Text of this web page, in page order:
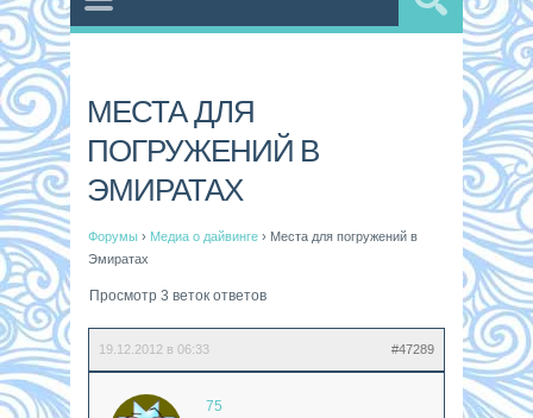
МЕСТА ДЛЯ
ПОГРУЖЕНИЙ В
ЭМИРАТАХ
Форумы › Медиа о дайвинге › Места для погружений в
Эмиратах
Просмотр 3 веток ответов
19.12.2012 в 06:33 #47289
75